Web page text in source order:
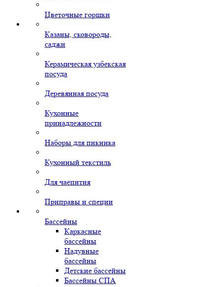
Цветочные горшки
Казаны, сковороды,
саджи
Керамическая узбекская
посуда
Деревянная посуда
Кухонные
принадлежности
Наборы для пикника
Кухонный текстиль
Для чаепития
Приправы и специи
Бассейны
Каркасные
бассейны
Надувные
бассейны
Детские бассейны
Бассейны СПА